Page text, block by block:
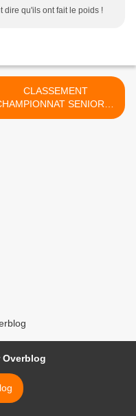
dire qu'ils ont fait le poids !
CLASSEMENT
SENIORS+
B SUR AVIGNON >
Overblog